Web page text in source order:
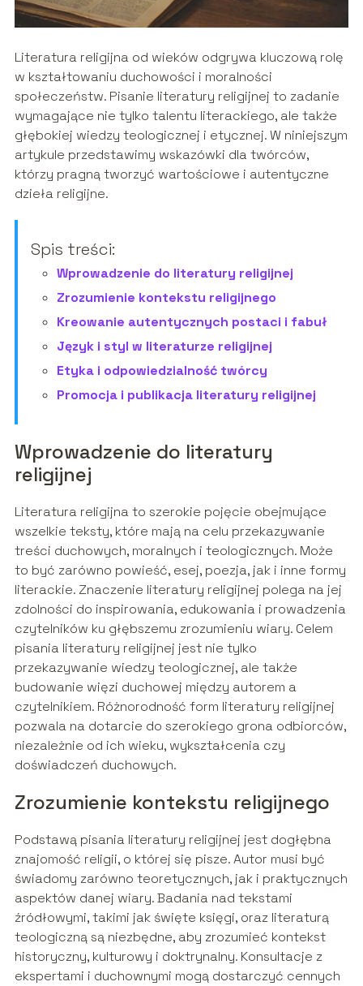
Literatura religijna od wieków odgrywa kluczową rolę
w kształtowaniu duchowości i moralności
społeczeństw. Pisanie literatury religijnej to zadanie
wymagające nie tylko talentu literackiego, ale także
głębokiej wiedzy teologicznej i etycznej. W niniejszym
artykule przedstawimy wskazówki dla twórców,
którzy pragną tworzyć wartościowe i autentyczne
dzieła religijne.
Spis treści:
Wprowadzenie do literatury religijnej
Zrozumienie kontekstu religijnego
Kreowanie autentycznych postaci i fabuł
Język i styl w literaturze religijnej
Etyka i odpowiedzialność twórcy
Promocja i publikacja literatury religijnej
Wprowadzenie do literatury
religijnej
Literatura religijna to szerokie pojęcie obejmujące
wszelkie teksty, które mają na celu przekazywanie
treści duchowych, moralnych i teologicznych. Może
to być zarówno powieść, esej, poezja, jak i inne formy
literackie. Znaczenie literatury religijnej polega na jej
zdolności do inspirowania, edukowania i prowadzenia
czytelników ku głębszemu zrozumieniu wiary. Celem
pisania literatury religijnej jest nie tylko
przekazywanie wiedzy teologicznej, ale także
budowanie więzi duchowej między autorem a
czytelnikiem. Różnorodność form literatury religijnej
pozwala na dotarcie do szerokiego grona odbiorców,
niezależnie od ich wieku, wykształcenia czy
doświadczeń duchowych.
Zrozumienie kontekstu religijnego
Podstawą pisania literatury religijnej jest dogłębna
znajomość religii, o której się pisze. Autor musi być
świadomy zarówno teoretycznych, jak i praktycznych
aspektów danej wiary. Badania nad tekstami
źródłowymi, takimi jak święte księgi, oraz literaturą
teologiczną są niezbędne, aby zrozumieć kontekst
historyczny, kulturowy i doktrynalny. Konsultacje z
ekspertami i duchownymi mogą dostarczyć cennych